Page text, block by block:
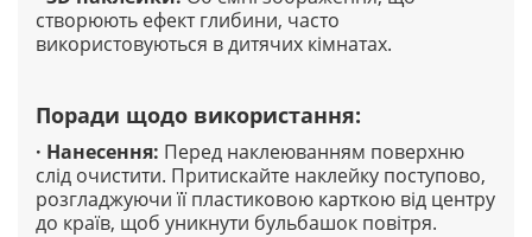
створюють ефект глибини, часто
використовуються в дитячих кімнатах.
Поради щодо використання:
· Нанесення: Перед наклеюванням поверхню
слід очистити. Притискайте наклейку поступово,
розгладжуючи її пластиковою карткою від центру
до країв, щоб уникнути бульбашок повітря.